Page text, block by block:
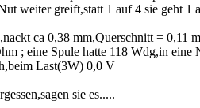
weiter greift,statt 1 auf 4 sie geht
ca 0,38 mm,Querschnitt = 0,11
; eine Spule hatte 118 Wdg,in eine
Last(3W) 0,0 V
sie es.....